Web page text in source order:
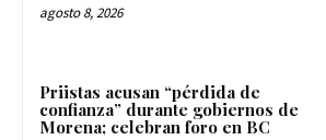
agosto 8, 2026
Priistas acusan “pérdida de
confianza” durante gobiernos de
Morena; celebran foro en BC